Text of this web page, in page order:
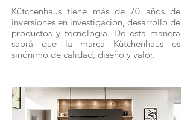
Kütchenhaus tiene más de 70 años de
inversiones en investigación, desarrollo de
productos y tecnología. De esta manera
sabrá que la marca Kütchenhaus es
sinónimo de calidad, diseño y valor.